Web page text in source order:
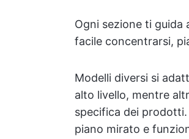
Ogni sezione ti
facile concentrarsi,
Modelli diversi si
alto livello, mentre
specifica dei
piano mirato e